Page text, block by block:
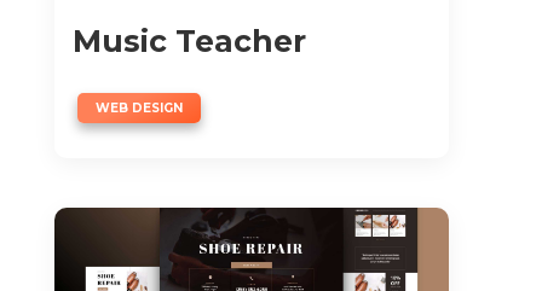
Music Teacher
WEB DESIGN